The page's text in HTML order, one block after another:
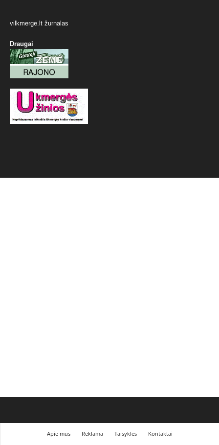
vilkmerge.lt žurnalas
Draugai
Apie mus Reklama Taisyklės
Kontaktai